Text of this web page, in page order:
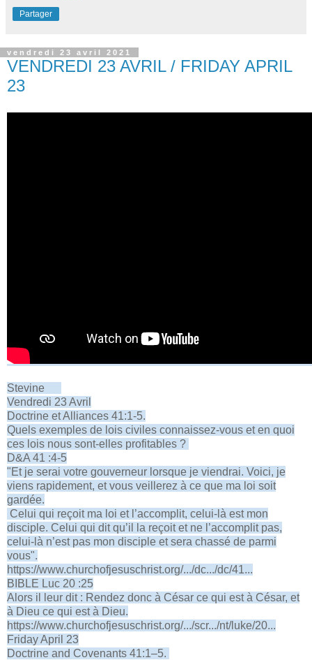
Partager
vendredi 23 avril 2021
VENDREDI 23 AVRIL / FRIDAY APRIL
23
Stevine
Vendredi 23 Avril
Doctrine et Alliances 41:1-5.
Quels exemples de lois civiles connaissez-vous et en quoi
ces lois nous sont-elles profitables ?
D&A 41 :4-5
"Et je serai votre gouverneur lorsque je viendrai. Voici, je
viens rapidement, et vous veillerez à ce que ma loi soit
gardée.
Celui qui reçoit ma loi et l’accomplit, celui-là est mon
disciple. Celui qui dit qu’il la reçoit et ne l’accomplit pas,
celui-là n’est pas mon disciple et sera chassé de parmi
vous".
https://www.churchofjesuschrist.org/.../dc.../dc/41...
BIBLE Luc 20 :25
Alors il leur dit : Rendez donc à César ce qui est à César, et
à Dieu ce qui est à Dieu.
https://www.churchofjesuschrist.org/.../scr.../nt/luke/20...
Friday April 23
Doctrine and Covenants 41:1–5.